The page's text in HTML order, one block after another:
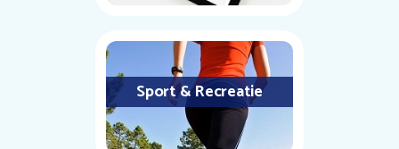
Sport & Recreatie